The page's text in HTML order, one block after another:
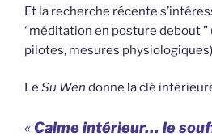
Et la recherche récente
“méditation en posture debout ”
pilotes, mesures
Le Su Wen donne la clé
« Calme intérieur… le